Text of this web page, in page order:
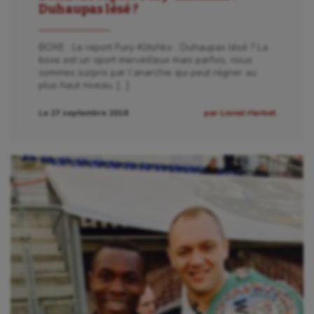
Omnisports
Paddle
Parkour
Patinage artistique
Roller-derby
Sarbacane
Sauvetage sportif
Duhaupas lésé ?
BOXE : Le report Fury-Klitshko : Duhaupas lésé ? La
boxe est un sport merveilleux mais parfois, nous
sommes surpris par l’anarchie qui peut régner au
plus haut niveau. […]
Le 27 septembre 2016 par Lionel Herbet